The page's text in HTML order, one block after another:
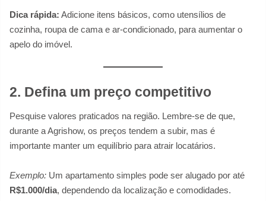
Dica rápida: Adicione itens básicos, como utensílios de
cozinha, roupa de cama e ar-condicionado, para aumentar o
apelo do imóvel.
2. Defina um preço competitivo
Pesquise valores praticados na região. Lembre-se de que,
durante a Agrishow, os preços tendem a subir, mas é
importante manter um equilíbrio para atrair locatários.
Exemplo: Um apartamento simples pode ser alugado por até
R$1.000/dia, dependendo da localização e comodidades.